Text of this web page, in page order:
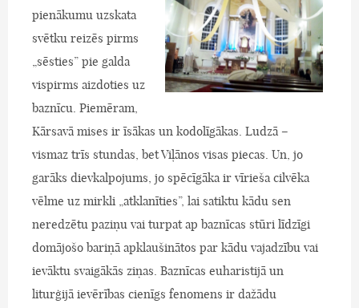
pienākumu uzskata
svētku reizēs pirms
„sēsties” pie galda
vispirms aizdoties uz
baznīcu. Piemēram,
Kārsavā mises ir īsākas un kodolīgākas. Ludzā –
vismaz trīs stundas, bet Viļānos visas piecas. Un, jo
garāks dievkalpojums, jo spēcīgāka ir vīrieša cilvēka
vēlme uz mirkli „atklanīties”, lai satiktu kādu sen
neredzētu paziņu vai turpat ap baznīcas stūri līdzīgi
domājošo bariņā apklaušinātos par kādu vajadzību vai
ievāktu svaigākās ziņas. Baznīcas euharistijā un
liturģijā ievērības cienīgs fenomens ir dažādu